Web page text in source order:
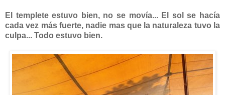
El templete estuvo bien, no se movía... El sol se hacía
cada vez más fuerte, nadie mas que la naturaleza tuvo la
culpa... Todo estuvo bien.